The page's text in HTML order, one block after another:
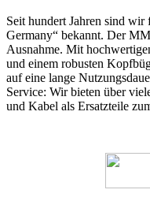
Seit hundert Jahren sind
Germany“ bekannt. Der
Ausnahme. Mit
und einem robusten
auf eine lange
Service: Wir bieten über
und Kabel als Ersatzteile